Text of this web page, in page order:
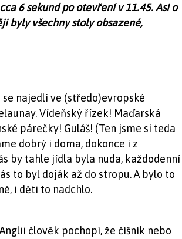
6 sekund po otevření v 11.45. Asi o
byly všechny stoly obsazené,
najedli ve (středo)evropské
Vídeňský řízek! Maďarská
párečky! Guláš! (Ten jsme si teda
dobrý i doma, dokonce i z
by tahle jídla byla nuda, každodenní
to byl doják až do stropu. A bylo to
i děti to nadchlo.
Anglii člověk pochopí, že číšník nebo